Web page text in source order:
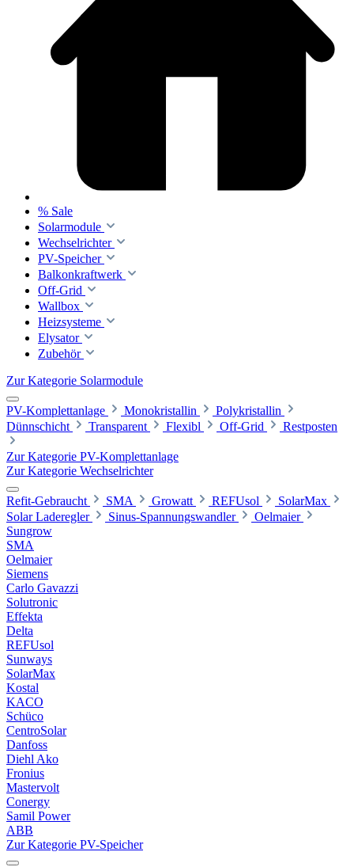
% Sale
Solarmodule
Wechselrichter
PV-Speicher
Balkonkraftwerk
Off-Grid
Wallbox
Heizsysteme
Elysator
Zubehör
Zur Kategorie Solarmodule
PV-Komplettanlage Monokristallin
Polykristallin
Dünnschicht
Transparent Flexibl Off-Grid Restposten
Zur Kategorie PV-Komplettanlage
Zur Kategorie Wechselrichter
Refit-Gebraucht SMA Growatt REFUsol
SolarMax
Solar Laderegler
Sinus-Spannungswandler
Oelmaier
Sungrow
SMA
Oelmaier
Siemens
Carlo Gavazzi
Solutronic
Effekta
Delta
REFUsol
Sunways
SolarMax
Kostal
KACO
Schüco
CentroSolar
Danfoss
Diehl Ako
Fronius
Mastervolt
Conergy
Samil Power
ABB
Zur Kategorie PV-Speicher